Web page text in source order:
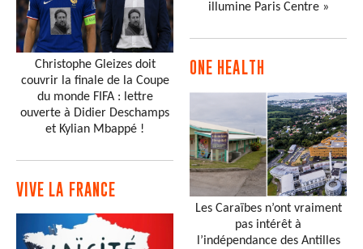
Christophe Gleizes doit
couvrir la finale de la Coupe
du monde FIFA : lettre
ouverte à Didier Deschamps
et Kylian Mbappé !
VIVE LA FRANCE
illumine Paris Centre »
ONE HEALTH
Les Caraïbes n’ont vraiment
pas intérêt à
l’indépendance des Antilles